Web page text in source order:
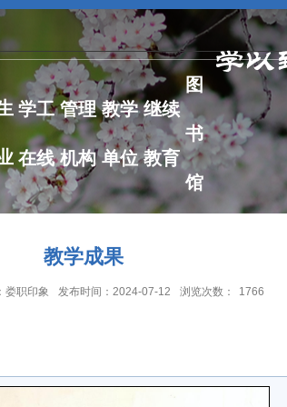
学工
在线
管理
机构
教学
单位
继续
教育
图
书
馆
教学成果
娄职印象 发布时间：2024-07-12 浏览次数： 1766